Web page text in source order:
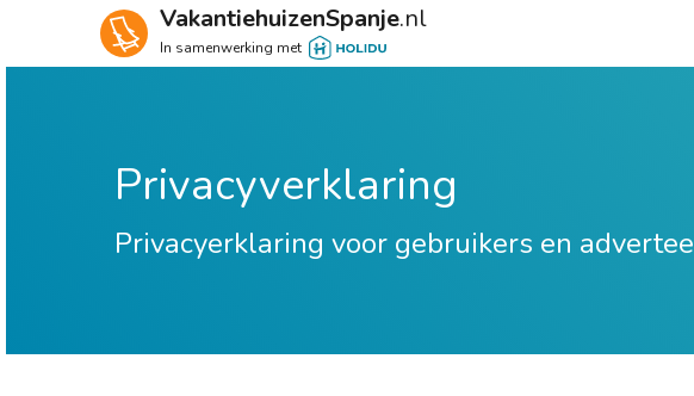
VakantiehuizenSpanje.nl
In samenwerking met
Privacyverklaring
Privacyerklaring voor gebruikers en